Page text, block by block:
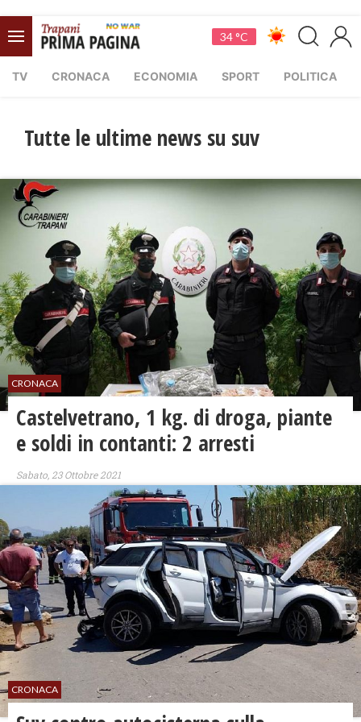
34 °C
TV CRONACA ECONOMIA SPORT POLITICA
Tutte le ultime news su suv
CRONACA
Castelvetrano, 1 kg. di droga, piante
e soldi in contanti: 2 arresti
Sabato, 23 Ottobre 2021
CRONACA